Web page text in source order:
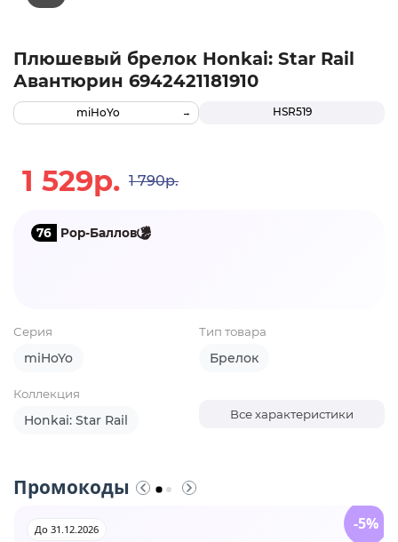
Плюшевый брелок Honkai: Star Rail
Авантюрин 6942421181910
HSR519
miHoYo
1 529р. 1 790р.
76 Pop-Баллов
Серия
miHoYo
Тип товара
Брелок
Коллекция
Honkai: Star Rail Все характеристики
Промокоды
До 31.12.2026 -5%